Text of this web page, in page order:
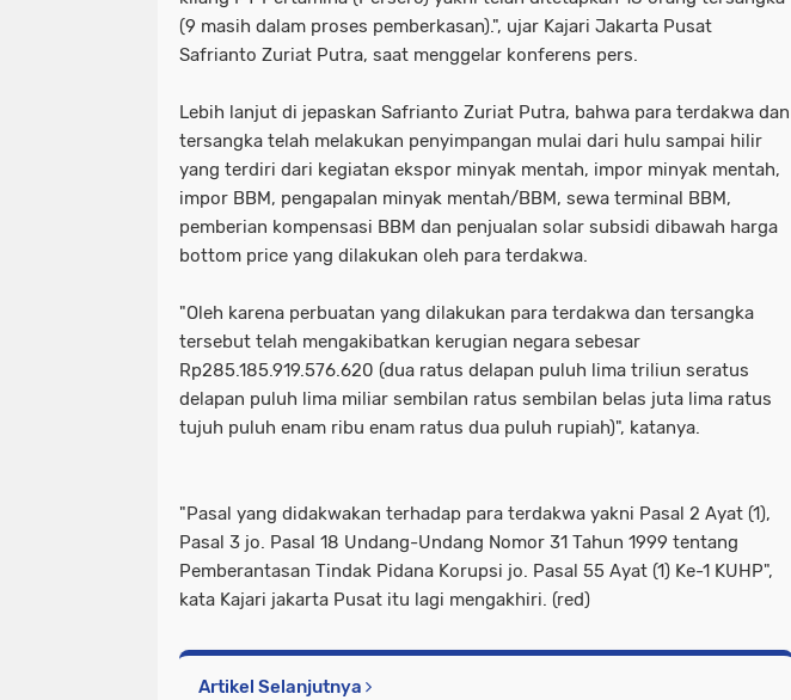
(9 masih dalam proses pemberkasan).", ujar Kajari Jakarta Pusat
Safrianto Zuriat Putra, saat menggelar konferens pers.
Lebih lanjut di jepaskan Safrianto Zuriat Putra, bahwa para terdakwa dan
tersangka telah melakukan penyimpangan mulai dari hulu sampai hilir
yang terdiri dari kegiatan ekspor minyak mentah, impor minyak mentah,
impor BBM, pengapalan minyak mentah/BBM, sewa terminal BBM,
pemberian kompensasi BBM dan penjualan solar subsidi dibawah harga
bottom price yang dilakukan oleh para terdakwa.
"Oleh karena perbuatan yang dilakukan para terdakwa dan tersangka
tersebut telah mengakibatkan kerugian negara sebesar
Rp285.185.919.576.620 (dua ratus delapan puluh lima triliun seratus
delapan puluh lima miliar sembilan ratus sembilan belas juta lima ratus
tujuh puluh enam ribu enam ratus dua puluh rupiah)", katanya.
"Pasal yang didakwakan terhadap para terdakwa yakni Pasal 2 Ayat (1),
Pasal 3 jo. Pasal 18 Undang-Undang Nomor 31 Tahun 1999 tentang
Pemberantasan Tindak Pidana Korupsi jo. Pasal 55 Ayat (1) Ke-1 KUHP",
kata Kajari jakarta Pusat itu lagi mengakhiri. (red)
Artikel Selanjutnya